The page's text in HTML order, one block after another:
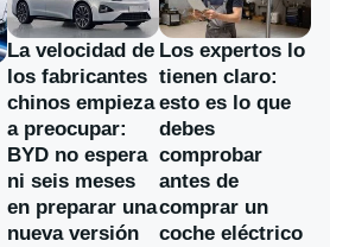
La velocidad de
los fabricantes
chinos empieza
a preocupar:
BYD no espera
ni seis meses
en preparar una
nueva versión
Los expertos lo
tienen claro:
esto es lo que
debes
comprobar
antes de
comprar un
coche eléctrico